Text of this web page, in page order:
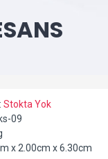
Stokta Yok
09
x 2.00cm x 6.30cm